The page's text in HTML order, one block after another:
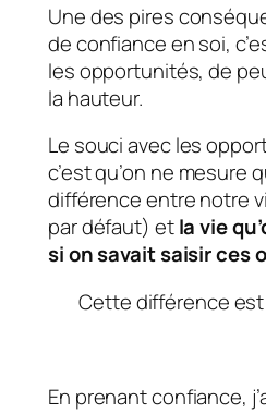
Une des pires
de confiance en soi,
les opportunités, de
la hauteur.
Le souci avec les
c’est qu’on ne mesure
différence entre notre
par défaut) etla vie
si on savait saisir ces
Cette différence
En prenant confiance,